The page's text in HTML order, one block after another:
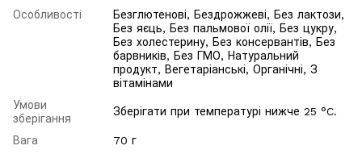
Особливості
Безглютенові, Бездрожжеві, Без лактози,
Без яєць, Без пальмової олії, Без цукру,
Без холестерину, Без консервантів, Без
барвників, Без ГМО, Натуральний
продукт, Вегетаріанські, Органічні, З
вітамінами
Умови
зберігання
Зберігати при температурі нижче 25 °C.
Вага
70 г